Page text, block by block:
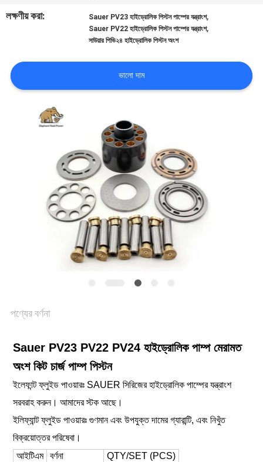
কেস
PRIVACY
লক্ষণীয় করা:
Sauer PV23 হাইড্রোলিক পিস্টন পাম্পের যন্ত্রাংশ,
Sauer PV22 হাইড্রোলিক পিস্টন পাম্পের যন্ত্রাংশ,
সাউয়ার পিভি২৪ হাইড্রোলিক পিস্টন অংশ
ভালো দাম
পণ্যের বর্ণনা
Sauer PV23 PV22 PV24 হাইড্রোলিক পাম্প মেরামত
অংশ কিট চার্জ পাম্প পিস্টন
ইলেফান্ট ফ্লুইড পাওয়ারঃ SAUER সিরিজের হাইড্রোলিক পাম্পের যন্ত্রাংশ
সরবরাহ করুন। আমাদের স্টক আছে।
ইলিফ্যান্ট ফ্লুইড পাওয়ারঃ গুণমান এবং উপযুক্ত দামের গ্যারান্টি, এবং নিখুঁত
বিক্রয়োত্তর পরিষেবা।
আইটিএম
বর্ণনা QTY/SET (PCS)